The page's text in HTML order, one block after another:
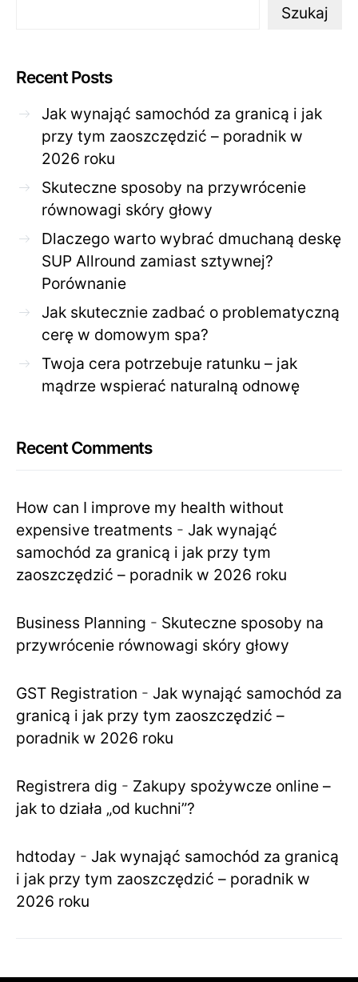
Szukaj
Recent Posts
Jak wynająć samochód za granicą i jak
przy tym zaoszczędzić – poradnik w
2026 roku
Skuteczne sposoby na przywrócenie
równowagi skóry głowy
Dlaczego warto wybrać dmuchaną deskę
SUP Allround zamiast sztywnej?
Porównanie
Jak skutecznie zadbać o problematyczną
cerę w domowym spa?
Twoja cera potrzebuje ratunku – jak
mądrze wspierać naturalną odnowę
Recent Comments
How can I improve my health without
expensive treatments - Jak wynająć
samochód za granicą i jak przy tym
zaoszczędzić – poradnik w 2026 roku
Business Planning - Skuteczne sposoby na
przywrócenie równowagi skóry głowy
GST Registration - Jak wynająć samochód za
granicą i jak przy tym zaoszczędzić –
poradnik w 2026 roku
Registrera dig - Zakupy spożywcze online –
jak to działa „od kuchni”?
hdtoday - Jak wynająć samochód za granicą
i jak przy tym zaoszczędzić – poradnik w
2026 roku